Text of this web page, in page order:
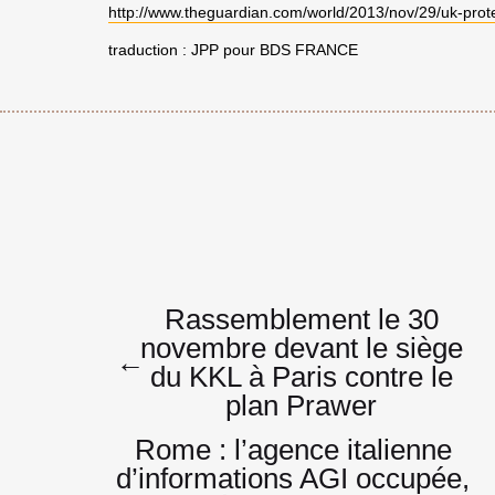
http://www.theguardian.com/world/2013/nov/29/uk-
traduction : JPP pour BDS FRANCE
Navigation
de
←
Rassemblement le 30
novembre devant le siège
du KKL à Paris contre le
plan Prawer
Rome : l’agence italienne
d’informations AGI occupée,